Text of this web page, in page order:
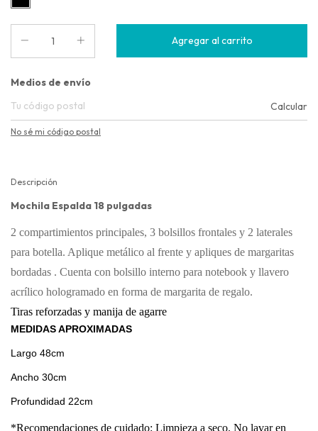
Entregas para el CP:
Medios de envío
Calcular
No sé mi código postal
Descripción
Mochila Espalda 18 pulgadas
2 compartimientos principales, 3 bolsillos frontales y 2 laterales
para botella. Aplique metálico al frente y apliques de margaritas
bordadas . Cuenta con bolsillo interno para notebook y llavero
acrílico hologramado en forma de margarita de regalo.
Tiras reforzadas y manija de agarre
MEDIDAS APROXIMADAS
Largo 48cm
Ancho 30cm
Profundidad 22cm
*Recomendaciones de cuidado: Limpieza a seco. No lavar en